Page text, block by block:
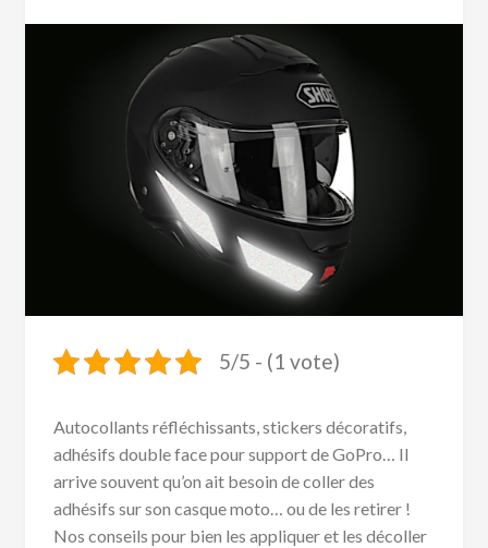
5/5 - (1 vote)
Autocollants réfléchissants, stickers décoratifs,
adhésifs double face pour support de GoPro… Il
arrive souvent qu’on ait besoin de coller des
adhésifs sur son casque moto… ou de les retirer !
Nos conseils pour bien les appliquer et les décoller